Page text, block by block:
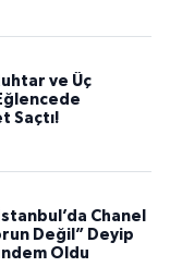
ve Üç
Saçtı!
Chanel
Değil” Deyip
Oldu